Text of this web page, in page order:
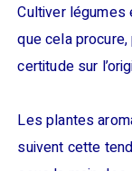
Cultiver
que cela
certitude sur
Les plantes
suivent cette